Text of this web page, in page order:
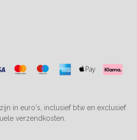
in euro's, inclusief btw en exclusief
verzendkosten.